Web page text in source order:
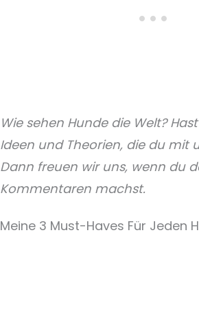
Wie sehen Hunde die Welt?
Ideen und Theorien, die du mit
Dann freuen wir uns, wenn du
Kommentaren machst.
Meine 3 Must-Haves Für Jeden